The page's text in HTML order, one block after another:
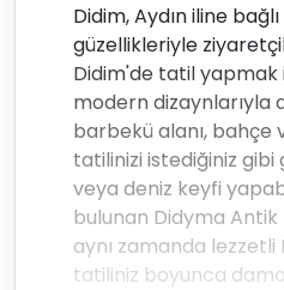
Didim, Aydın iline
güzellikleriyle
Didim'de tatil
modern dizaynlarıyla
barbekü alanı, bahçe
tatilinizi istediğiniz gibi
veya deniz keyfi
bulunan Didyma Antik
aynı zamanda
tatiliniz boyunca